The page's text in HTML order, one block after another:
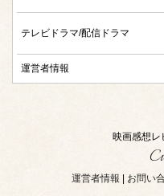
テレビドラマ/配信ドラマ
運営者情報
映画感想レ
運営者情報 お問い